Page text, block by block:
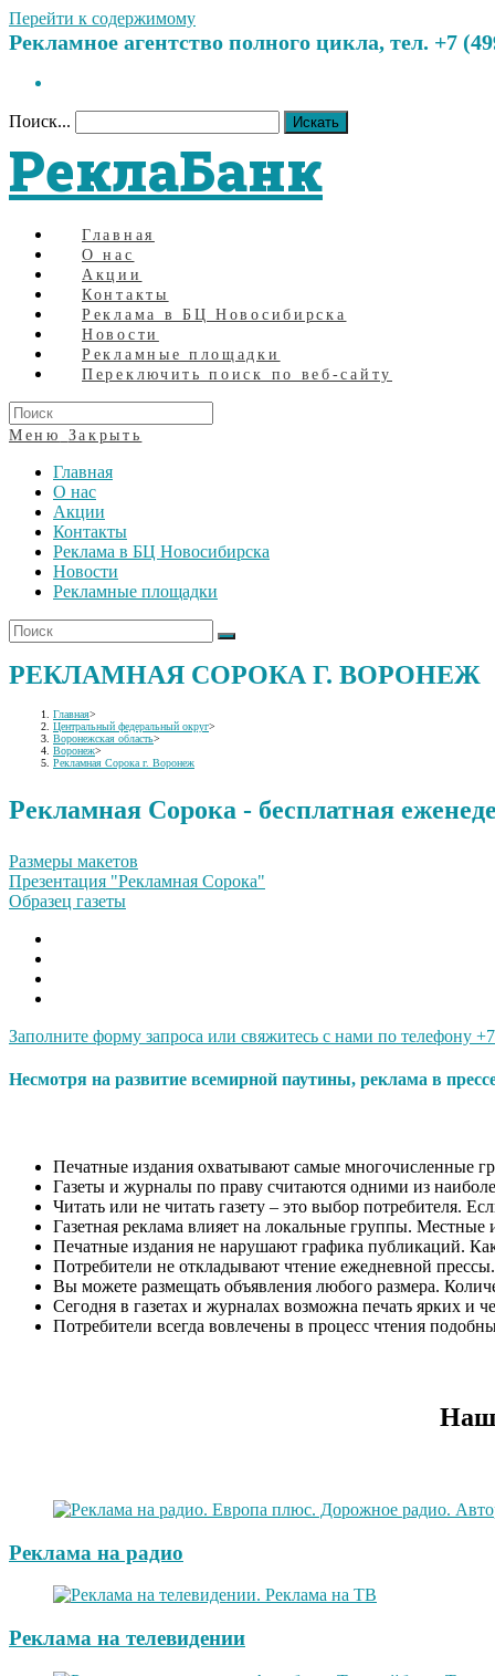
Перейти к содержимому
Рекламное агентство полного цикла, тел. +7
Поиск... Искать
РеклаБанк
Главная
О нас
Акции
Контакты
Реклама в БЦ Новосибирска
Новости
Рекламные площадки
Переключить поиск по веб-сайту
Меню Закрыть
Главная
О нас
Акции
Контакты
Реклама в БЦ Новосибирска
Новости
Рекламные площадки
РЕКЛАМНАЯ СОРОКА Г. ВОРОНЕЖ
Главная>
Центральный федеральный округ>
Воронежская область>
Воронеж>
Рекламная Сорока г. Воронеж
Рекламная Сорока - бесплатная
Размеры макетов
Презентация "Рекламная Сорока"
Образец газеты
Заполните форму запроса или свяжитесь с нами по телефону
Несмотря на развитие всемирной паутины, реклама в
Печатные издания охватывают самые многочисленные
Газеты и журналы по праву считаются одними из
Читать или не читать газету – это выбор потребителя.
Газетная реклама влияет на локальные группы.
Печатные издания не нарушают графика публикаций. Как
Потребители не откладывают чтение ежедневной прессы.
Вы можете размещать объявления любого размера.
Сегодня в газетах и журналах возможна печать ярких и
Потребители всегда вовлечены в процесс чтения
Реклама на радио
Реклама на телевидении